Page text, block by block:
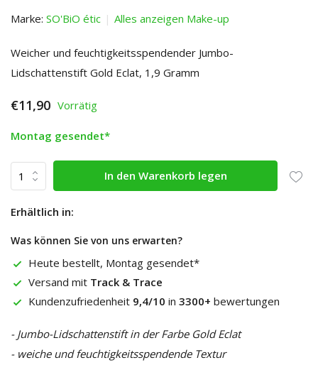
Marke: SO'BiO étic Alles anzeigen Make-up
Weicher und feuchtigkeitsspendender Jumbo-
Lidschattenstift Gold Eclat, 1,9 Gramm
€11,90 Vorrätig
Montag gesendet*
In den Warenkorb legen
Erhältlich in:
Was können Sie von uns erwarten?
Heute bestellt, Montag gesendet*
Versand mit Track & Trace
Kundenzufriedenheit 9,4/10 in 3300+ bewertungen
- Jumbo-Lidschattenstift in der Farbe Gold Eclat
- weiche und feuchtigkeitsspendende Textur